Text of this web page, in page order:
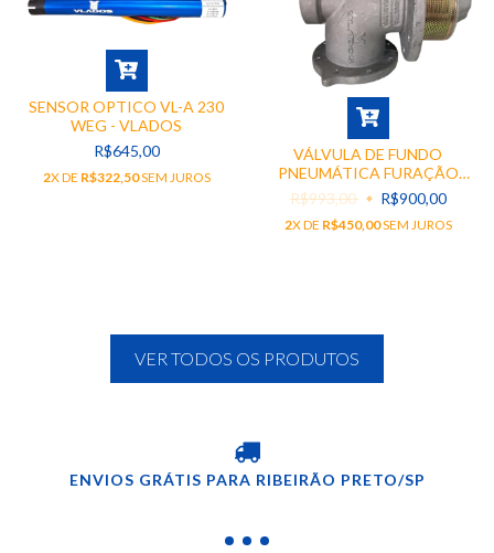
SENSOR OPTICO VL-A 230
WEG - VLADOS
R$645,00
2X DE R$322,50SEM JUROS
VÁLVULA DE FUNDO
PNEUMÁTICA FURAÇÃO
PARALELA - VLADOS
R$993,00 R$900,00
2X DE R$450,00SEM JUROS
VER TODOS OS PRODUTOS
ENVIOS GRÁTIS PARA RIBEIRÃO PRETO/SP